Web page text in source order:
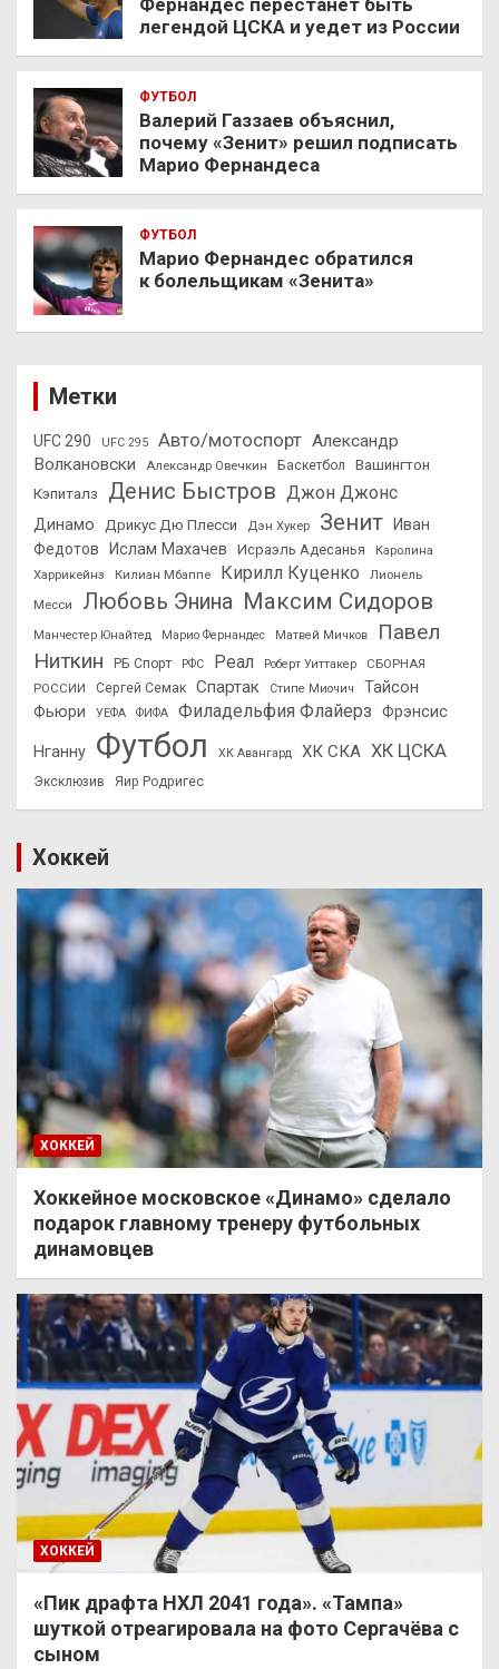
Фернандес перестанет быть
легендой ЦСКА и уедет из России
ФУТБОЛ
Валерий Газзаев объяснил,
почему «Зенит» решил подписать
Марио Фернандеса
ФУТБОЛ
Марио Фернандес обратился
к болельщикам «Зенита»
Метки
UFC 290 UFC 295 Авто/мотоспорт Александр
Волкановски
Александр Овечкин Баскетбол
Вашингтон
Кэпиталз
Денис Быстров Джон Джонс
Динамо Дрикус Дю Плесси Дэн Хукер Зенит
Иван
Федотов
Ислам Махачев Исраэль Адесанья
Каролина
Харрикейнз
Килиан Мбаппе Кирилл Куценко
Лионель
Месси
Любовь Энина Максим Сидоров
Манчестер Юнайтед Марио Фернандес Матвей Мичков
Павел
Ниткин
РБ Спорт РФС Реал Роберт Уиттакер
СБОРНАЯ
РОССИИ
Сергей Семак Спартак Стипе Миочич
Тайсон
Фьюри
УЕФА ФИФА Филадельфия Флайерз Фрэнсис
Нганну Футбол ХК Авангард ХК СКА ХК ЦСКА
Эксклюзив Яир Родригес
Хоккей
ХОККЕЙ
Хоккейное московское «Динамо» сделало
подарок главному тренеру футбольных
динамовцев
ХОККЕЙ
«Пик драфта НХЛ 2041 года». «Тампа»
шуткой отреагировала на фото Сергачёва с
сыном